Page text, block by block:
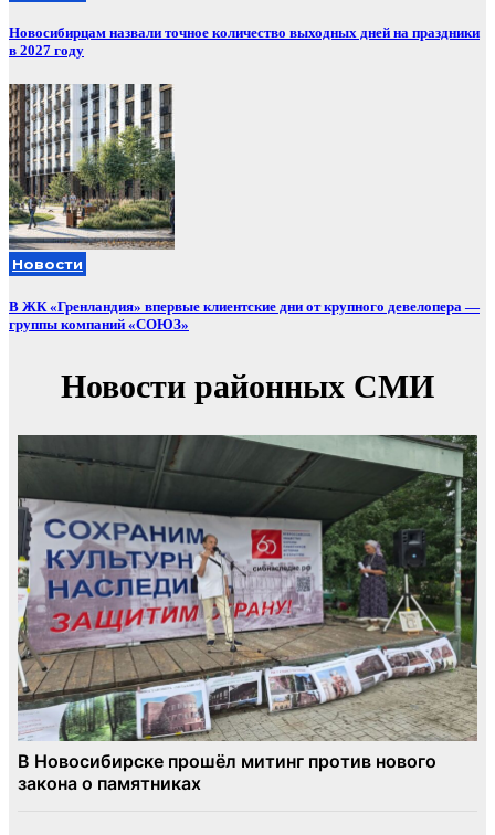
Новосибирцам назвали точное количество выходных дней на праздники
в 2027 году
Новости
В ЖК «Гренландия» впервые клиентские дни от крупного девелопера —
группы компаний «СОЮЗ»